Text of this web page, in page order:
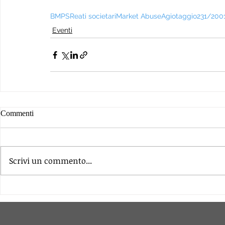
BMPSReati societariMarket AbuseAgiotaggio231/
Eventi
Commenti
Scrivi un commento...